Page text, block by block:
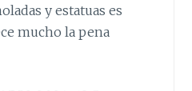
y estatuas es
mucho la pena